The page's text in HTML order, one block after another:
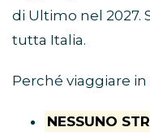
di Ultimo nel 2027.
tutta Italia.
Perché viaggiare in
NESSUNO